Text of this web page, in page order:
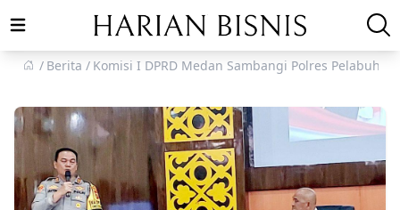
Open main menu
Berita
Komisi I DPRD Medan Sambangi Polres